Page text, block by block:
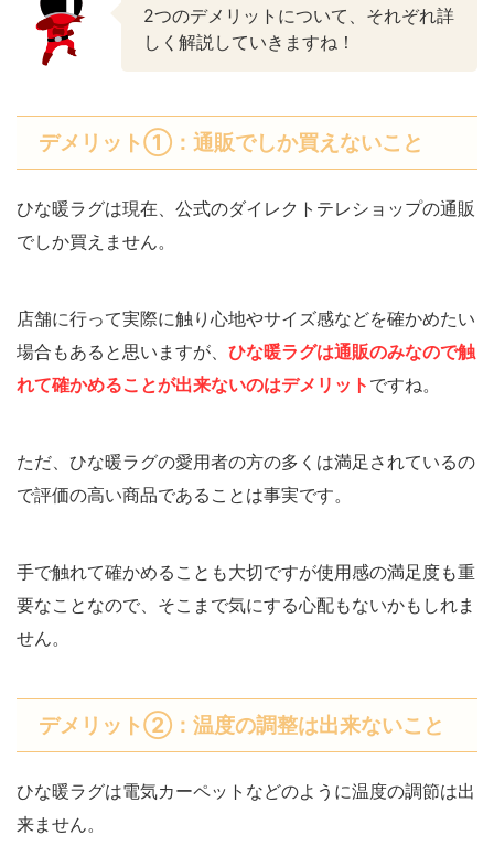
2つのデメリットについて、それぞれ詳
しく解説していきますね！
デメリット①：通販でしか買えないこと
ひな暖ラグは現在、公式のダイレクトテレショップの通販
でしか買えません。
店舗に行って実際に触り心地やサイズ感などを確かめたい
場合もあると思いますが、 ひな暖ラグは通販のみなので触
れて確かめることが出来ないのはデメリット ですね。
ただ、ひな暖ラグの愛用者の方の多くは満足されているの
で評価の高い商品であることは事実です。
手で触れて確かめることも大切ですが使用感の満足度も重
要なことなので、そこまで気にする心配もないかもしれま
せん。
デメリット②：温度の調整は出来ないこと
ひな暖ラグは電気カーペットなどのように温度の調節は出
来ません。